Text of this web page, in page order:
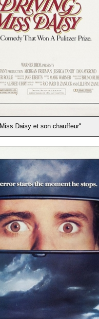
Miss Daisy et son chauffeur"